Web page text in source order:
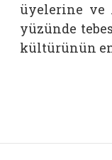
üyelerine ve
yüzünde
kültürünün